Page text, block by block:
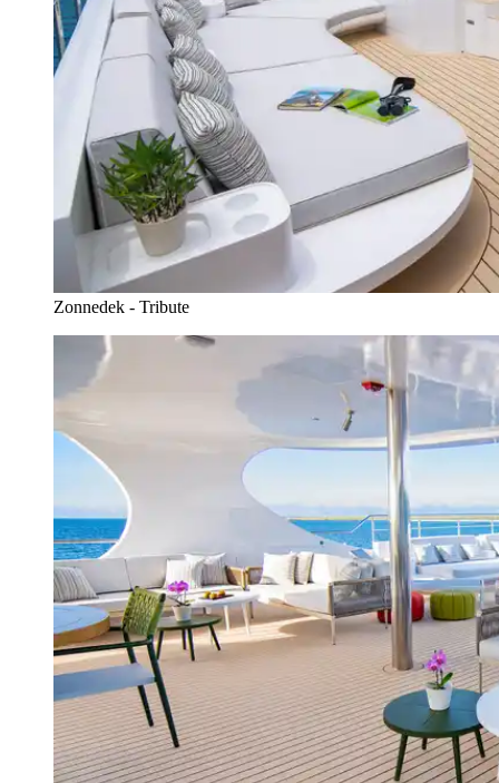
Zonnedek - Tribute